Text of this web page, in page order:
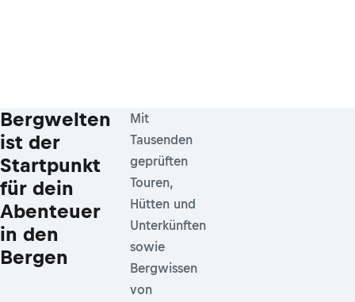
Bergwelten
ist der
Startpunkt
für dein
Abenteuer
in den
Bergen
Mit
Tausenden
geprüften
Touren,
Hütten und
Unterkünften
sowie
Bergwissen
von